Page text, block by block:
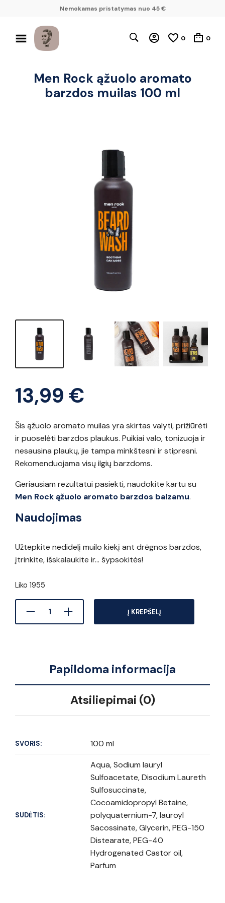
Nemokamas pristatymas nuo 45 €
0 0
Men Rock ąžuolo aromato
barzdos muilas 100 ml
13,99 €
Šis ąžuolo aromato muilas yra skirtas valyti, prižiūrėti
ir puoselėti barzdos plaukus. Puikiai valo, tonizuoja ir
nesausina plaukų, jie tampa minkštesni ir stipresni.
Rekomenduojama visų ilgių barzdoms.
Geriausiam rezultatui pasiekti, naudokite kartu su
Men Rock ąžuolo aromato barzdos balzamu.
Naudojimas
Užtepkite nedidelį muilo kiekį ant drėgnos barzdos,
įtrinkite, išskalaukite ir… šypsokitės!
Liko 1955
Į KREPŠELĮ
Papildoma informacija
Atsiliepimai (0)
SVORIS: 100 ml
SUDĖTIS:
Aqua, Sodium lauryl
Sulfoacetate, Disodium Laureth
Sulfosuccinate,
Cocoamidopropyl Betaine,
polyquaternium-7, lauroyl
Sacossinate, Glycerin, PEG-150
Distearate, PEG-40
Hydrogenated Castor oil,
Parfum